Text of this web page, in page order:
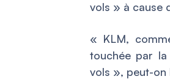
vols » à cause
« KLM,
touchée par
vols », peut-on